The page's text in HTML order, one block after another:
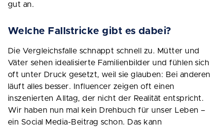
gut an.
Welche Fallstricke gibt es dabei?
Die Vergleichsfalle schnappt schnell zu. Mütter und
Väter sehen idealisierte Familienbilder und fühlen sich
oft unter Druck gesetzt, weil sie glauben: Bei anderen
läuft alles besser. Influencer zeigen oft einen
inszenierten Alltag, der nicht der Realität entspricht.
Wir haben nun mal kein Drehbuch für unser Leben –
ein Social Media-Beitrag schon. Das kann